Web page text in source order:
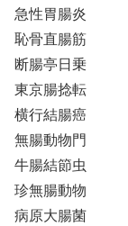
急性胃腸炎
恥骨直腸筋
断腸亭日乗
東京腸捻転
横行結腸癌
無腸動物門
牛腸結節虫
珍無腸動物
病原大腸菌